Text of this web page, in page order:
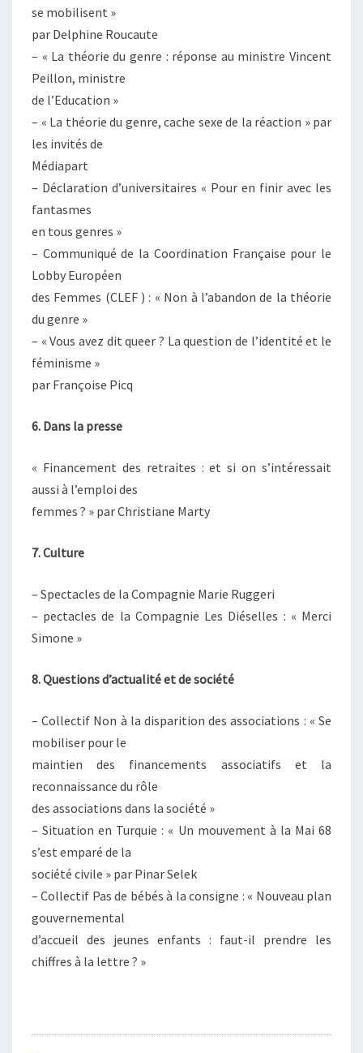
se mobilisent »
par Delphine Roucaute
– « La théorie du genre : réponse au ministre Vincent
Peillon, ministre
de l’Education »
– « La théorie du genre, cache sexe de la réaction » par
les invités de
Médiapart
– Déclaration d’universitaires « Pour en finir avec les
fantasmes
en tous genres »
– Communiqué de la Coordination Française pour le
Lobby Européen
des Femmes (CLEF ) : « Non à l’abandon de la théorie
du genre »
– « Vous avez dit queer ? La question de l’identité et le
féminisme »
par Françoise Picq
6. Dans la presse
« Financement des retraites : et si on s’intéressait
aussi à l’emploi des
femmes ? » par Christiane Marty
7. Culture
– Spectacles de la Compagnie Marie Ruggeri
– pectacles de la Compagnie Les Diéselles : « Merci
Simone »
8. Questions d’actualité et de société
– Collectif Non à la disparition des associations : « Se
mobiliser pour le
maintien des financements associatifs et la
reconnaissance du rôle
des associations dans la société »
– Situation en Turquie : « Un mouvement à la Mai 68
s’est emparé de la
société civile » par Pinar Selek
– Collectif Pas de bébés à la consigne : « Nouveau plan
gouvernemental
d’accueil des jeunes enfants : faut-il prendre les
chiffres à la lettre ? »